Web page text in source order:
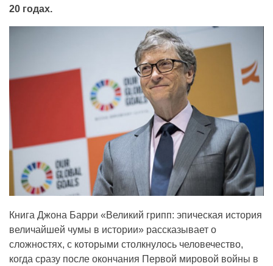
20 годах.
Книга Джона Барри «Великий грипп: эпическая история
величайшей чумы в истории» рассказывает о
сложностях, с которыми столкнулось человечество,
когда сразу после окончания Первой мировой войны в